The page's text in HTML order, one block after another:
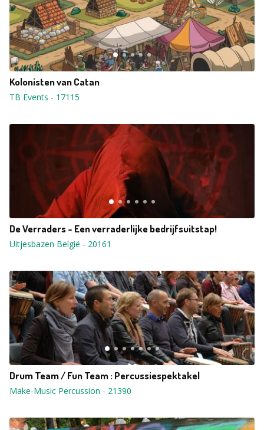
Kolonisten van Catan
TB Events - 17115
De Verraders - Een verraderlijke bedrijfsuitstap!
Uitjesbazen België - 20161
Drum Team / Fun Team : Percussiespektakel
Make-Music Percussion - 21390